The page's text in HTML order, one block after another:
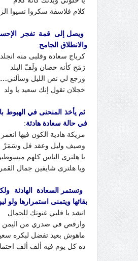
كلام فلاسفة سكروا نسيوا
ويصل إلى قمة تفجر
والانطلاق الجامح:
كرباج سعادة وقلبى منه انجلد
رَمَح كأنه حصان ولَفّ البلد
ورجع لي نص الليل وسألني…
خجلان تقول إنك سعيد يا ولد
ثم يأخذ المنحنى في الهبوط
في حالة سعادة هادئة:
مزيكة هادية الكون فيها انغمر
وصيف وليل وعقد فل وسَمَرْ
يا هلترى الناس كلهم
ويا هلترى شايفين جمال القمر
وتستمر السعادة الهادئة
بقائها ويتمنى استمرارها ولو
انشد يا قلبي غنوتك للجمال
وارقص في صدري من اليمن
ماهوش بعيد تفضل لبكره
ده كل يوم فيه ألف ألف